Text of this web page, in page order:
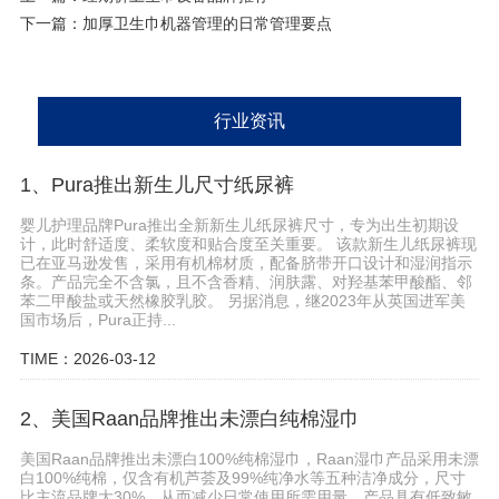
下一篇： 加厚卫生巾机器管理的日常管理要点
行业资讯
1、Pura推出新生儿尺寸纸尿裤
婴儿护理品牌Pura推出全新新生儿纸尿裤尺寸，专为出生初期设
计，此时舒适度、柔软度和贴合度至关重要。 该款新生儿纸尿裤现
已在亚马逊发售，采用有机棉材质，配备脐带开口设计和湿润指示
条。产品完全不含氯，且不含香精、润肤露、对羟基苯甲酸酯、邻
苯二甲酸盐或天然橡胶乳胶。 另据消息，继2023年从英国进军美
国市场后，Pura正持...
TIME：2026-03-12
2、美国Raan品牌推出未漂白纯棉湿巾
美国Raan品牌推出未漂白100%纯棉湿巾，Raan湿巾产品采用未漂
白100%纯棉，仅含有机芦荟及99%纯净水等五种洁净成分，尺寸